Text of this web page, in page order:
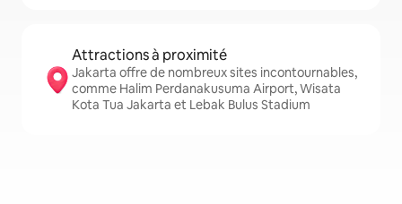
Attractions à proximité
Jakarta offre de nombreux sites incontournables,
comme Halim Perdanakusuma Airport, Wisata
Kota Tua Jakarta et Lebak Bulus Stadium